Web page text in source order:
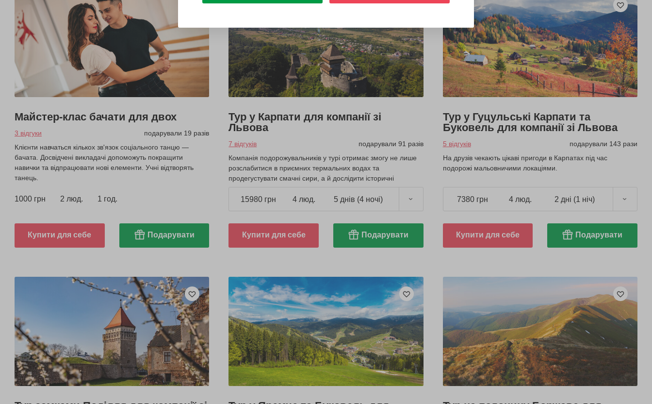
Майстер-клас бачати для двох
3 відгуки
подарували 19 разів
Клієнти навчаться кількох зв'язок соціального танцю —
бачата. Досвідчені викладачі допоможуть покращити
навички та відпрацювати нові елементи. Учні відтворять
танець.
1000 грн 2 люд. 1 год.
Купити для себе Подарувати
Тур у Карпати для компанії зі
Львова
7 відгуків
подарували 91 разів
Компанія подорожувальників у турі отримає змогу не лише
розслабитися в приємних термальних водах та
продегустувати смачні сири, а й дослідити історичні
15980 грн 4 люд. 5 днів (4 ночі)
Купити для себе Подарувати
Тур у Гуцульські Карпати та
Буковель для компанії зі Львова
5 відгуків
подарували 143 рази
На друзів чекають цікаві пригоди в Карпатах під час
подорожі мальовничими локаціями.
7380 грн 4 люд. 2 дні (1 ніч)
Купити для себе Подарувати